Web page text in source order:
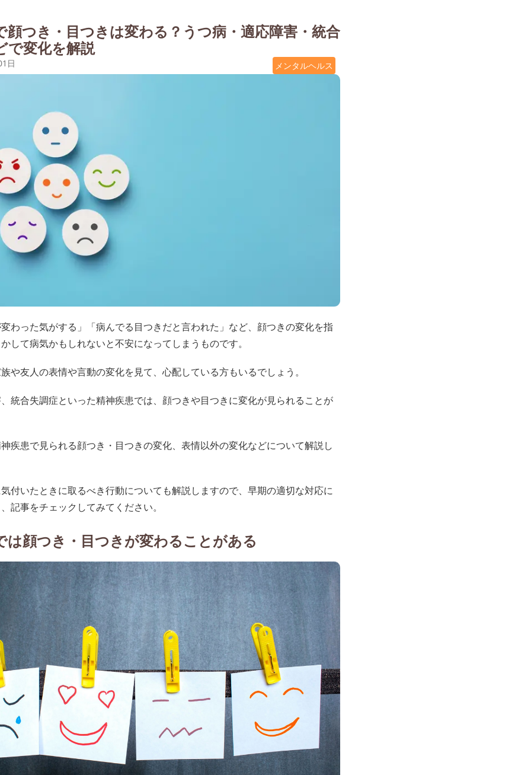
顔つき・目つきは変わる？うつ病・適応障害・統合
で変化を解説
日 メンタルヘルス
わった気がする」「病んでる目つきだと言われた」など、顔つきの変化を指
して病気かもしれないと不安になってしまうものです。
や友人の表情や言動の変化を見て、心配している方もいるでしょう。
統合失調症といった精神疾患では、顔つきや目つきに変化が見られることが
疾患で見られる顔つき・目つきの変化、表情以外の変化などについて解説し
付いたときに取るべき行動についても解説しますので、早期の適切な対応に
記事をチェックしてみてください。
は顔つき・目つきが変わることがある